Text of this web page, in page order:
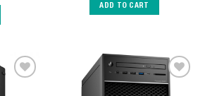
ADD TO CART
Add to